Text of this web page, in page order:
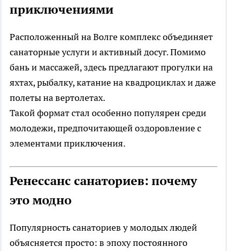
приключениями
Расположенный на Волге комплекс объединяет
санаторные услуги и активный досуг. Помимо
бань и массажей, здесь предлагают прогулки на
яхтах, рыбалку, катание на квадроциклах и даже
полеты на вертолетах.
Такой формат стал особенно популярен среди
молодежи, предпочитающей оздоровление с
элементами приключения.
Ренессанс санаториев: почему
это модно
Популярность санаториев у молодых людей
объясняется просто: в эпоху постоянного